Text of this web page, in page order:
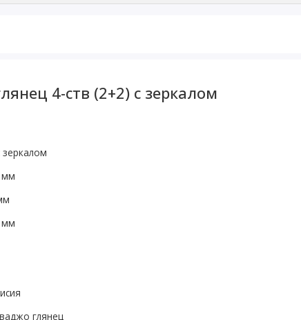
4-ств (2+2) с зеркалом
зеркалом
мм
мм
глянец